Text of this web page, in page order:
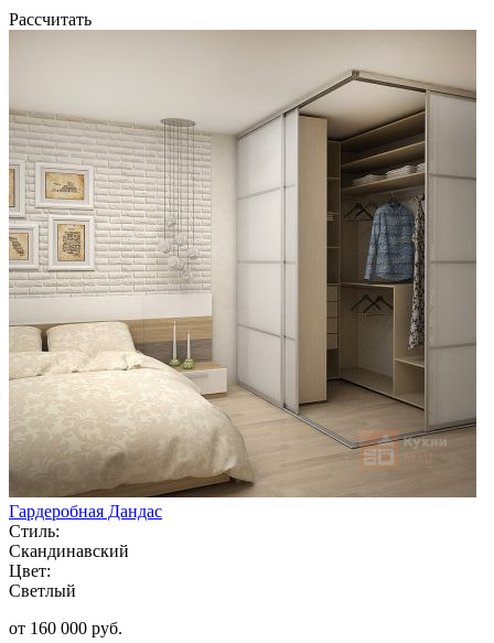
Рассчитать
Гардеробная Дандас
Стиль:
Скандинавский
Цвет:
Светлый
от 160 000 руб.